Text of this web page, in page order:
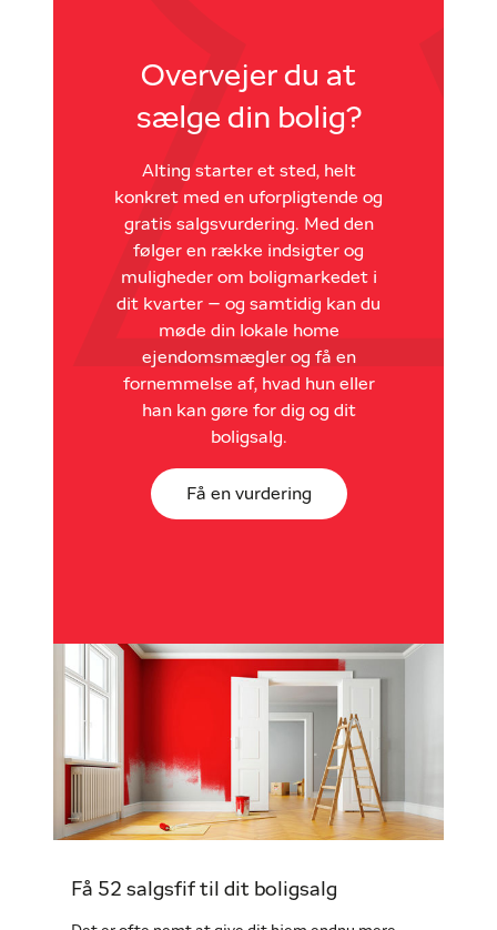
Overvejer du at
sælge din bolig?
Alting starter et sted, helt
konkret med en uforpligtende og
gratis salgsvurdering. Med den
følger en række indsigter og
muligheder om boligmarkedet i
dit kvarter – og samtidig kan du
møde din lokale home
ejendomsmægler og få en
fornemmelse af, hvad hun eller
han kan gøre for dig og dit
boligsalg.
Få en vurdering
Få 52 salgsfif til dit boligsalg